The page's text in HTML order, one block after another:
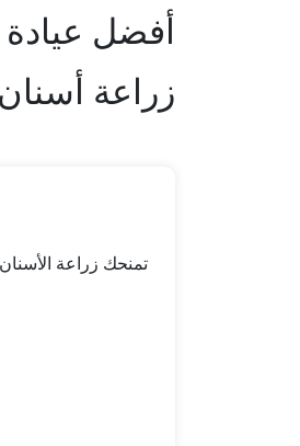
أفضل
زراعة
تمنحك زراعة